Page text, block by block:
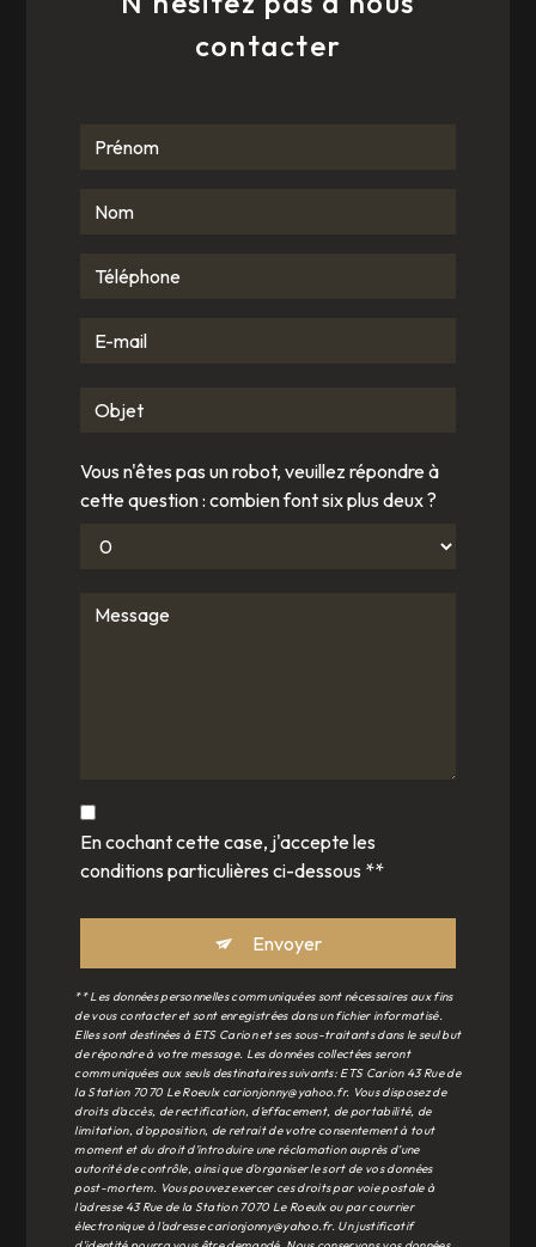
contacter
Vous n'êtes pas un robot, veuillez répondre à
cette question : combien font six plus deux ?
En cochant cette case, j'accepte les
conditions particulières ci-dessous **
Envoyer
** Les données personnelles communiquées sont nécessaires aux fins
de vous contacter et sont enregistrées dans un fichier informatisé.
Elles sont destinées à ETS Carion et ses sous-traitants dans le seul but
de répondre à votre message. Les données collectées seront
communiquées aux seuls destinataires suivants: ETS Carion 43 Rue de
la Station 7070 Le Roeulx carionjonny@yahoo.fr. Vous disposez de
droits d’accès, de rectification, d’effacement, de portabilité, de
limitation, d’opposition, de retrait de votre consentement à tout
moment et du droit d’introduire une réclamation auprès d’une
autorité de contrôle, ainsi que d’organiser le sort de vos données
post-mortem. Vous pouvez exercer ces droits par voie postale à
l'adresse 43 Rue de la Station 7070 Le Roeulx ou par courrier
électronique à l'adresse carionjonny@yahoo.fr. Un justificatif